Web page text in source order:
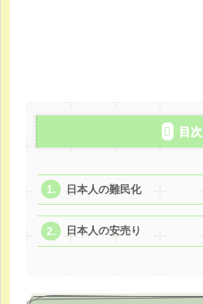
目次
日本人の難民化
日本人の安売り